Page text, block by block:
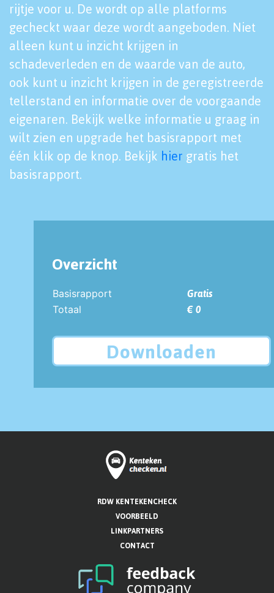
rijtje voor u. De wordt op alle platforms
gecheckt waar deze wordt aangeboden. Niet
alleen kunt u inzicht krijgen in
schadeverleden en de waarde van de auto,
ook kunt u inzicht krijgen in de geregistreerde
tellerstand en informatie over de voorgaande
eigenaren. Bekijk welke informatie u graag in
wilt zien en upgrade het basisrapport met
één klik op de knop. Bekijk hier gratis het
basisrapport.
Overzicht
Basisrapport
Gratis
Totaal
€ 0
Downloaden
RDW KENTEKENCHECK
VOORBEELD
LINKPARTNERS
CONTACT